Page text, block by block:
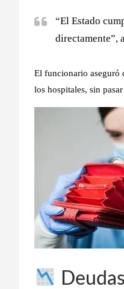
“El Estado
directamente”,
El funcionario aseguró
los hospitales, sin